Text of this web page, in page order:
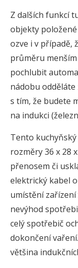
Z dalších funkcí
objekty
ozve i v případě,
průměru menším
pochlubit
nádobu
s tím, že budete
na indukci
Tento
rozměry 36 x 28
přenosem či
elektrický kabel
umístění zařízení
nevýhod
celý spotřebič
dokončení
většina